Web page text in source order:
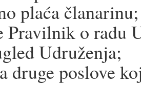
plaća članarinu;
Pravilnik o radu
Udruženja;
druge poslove